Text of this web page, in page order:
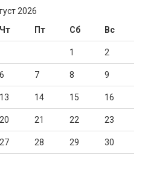
2026
Чт Пт Сб Вс
1 2
6 7 8 9
13 14 15 16
20 21 22 23
27 28 29 30